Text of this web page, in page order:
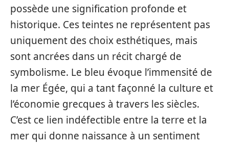
possède une signification profonde et
historique. Ces teintes ne représentent pas
uniquement des choix esthétiques, mais
sont ancrées dans un récit chargé de
symbolisme. Le bleu évoque l’immensité de
la mer Égée, qui a tant façonné la culture et
l’économie grecques à travers les siècles.
C’est ce lien indéfectible entre la terre et la
mer qui donne naissance à un sentiment